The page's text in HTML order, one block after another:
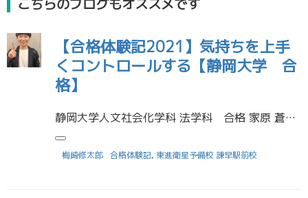
こちらのブログもオススメです
【合格体験記2021】気持ちを上手
くコントロールする【静岡大学 合
格】
静岡大学人文社会化学科 法学科 合格 家原 蒼太郎さん (諌早高等学校 卒業) 受験に役立った勉強法を教えてください。 計画を立てて勉強することがとても役に立ちました。共通テスト２、３ヶ月前から実践し始めたのですが、前か […]
梅崎修太郎 合格体験記, 東進衛星予備校 諫早駅前校